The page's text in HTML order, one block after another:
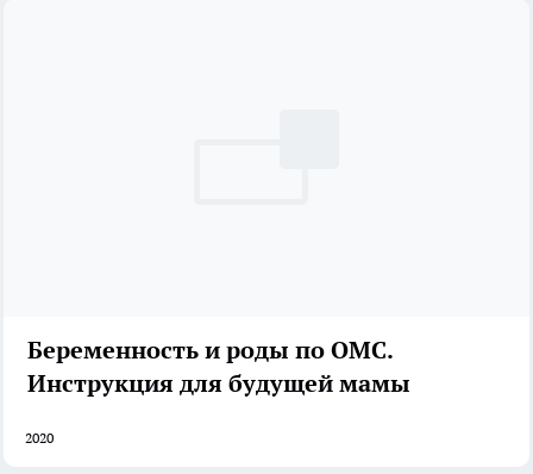
Беременность и роды по ОМС.
Инструкция для будущей мамы
2020